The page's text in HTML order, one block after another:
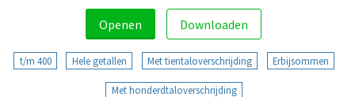
Openen Downloaden
t/m 400 Hele getallen Met tientaloverschrijding Erbijsommen
Met honderdtaloverschrijding